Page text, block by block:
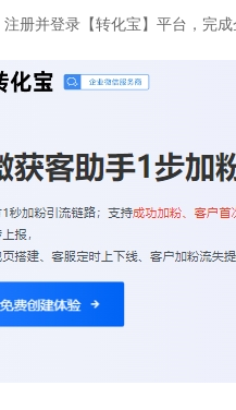
注册并登录【转化宝】平台，完